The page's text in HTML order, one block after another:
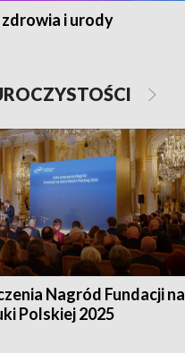
i urody
Nagród Fundacji na
Polskiej 2025